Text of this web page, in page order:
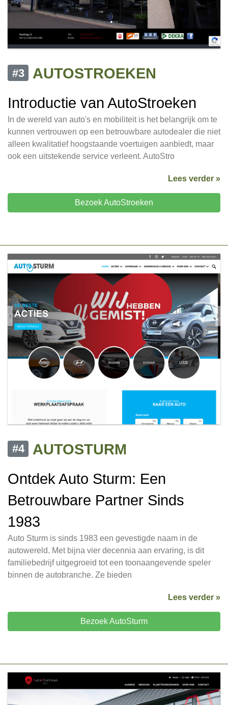
#3
AUTOSTROEKEN
Introductie van AutoStroeken
In de wereld van auto's en mobiliteit is het belangrijk om te
kunnen vertrouwen op een betrouwbare autodealer die niet
alleen kwalitatief hoogstaande voertuigen aanbiedt, maar
ook een uitstekende service verleent. AutoStro
Lees verder »
Bezoek AutoStroeken
#4
AUTOSTURM
Ontdek Auto Sturm: Een
Betrouwbare Partner Sinds
1983
Auto Sturm is sinds 1983 een gevestigde naam in de
autowereld. Met bijna vier decennia aan ervaring, is dit
familiebedrijf uitgegroeid tot een toonaangevende speler
binnen de autobranche. Ze bieden
Lees verder »
Bezoek AutoSturm